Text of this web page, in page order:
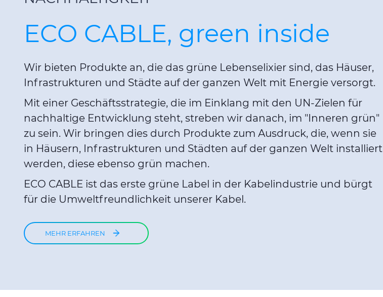
ECO CABLE, green inside
Wir bieten Produkte an, die das grüne Lebenselixier sind, das Häuser,
Infrastrukturen und Städte auf der ganzen Welt mit Energie versorgt.
Mit einer Geschäftsstrategie, die im Einklang mit den UN-Zielen für
nachhaltige Entwicklung steht, streben wir danach, im "Inneren grün"
zu sein. Wir bringen dies durch Produkte zum Ausdruck, die, wenn sie
in Häusern, Infrastrukturen und Städten auf der ganzen Welt installiert
werden, diese ebenso grün machen.
ECO CABLE ist das erste grüne Label in der Kabelindustrie und bürgt
für die Umweltfreundlichkeit unserer Kabel.
MEHR ERFAHREN